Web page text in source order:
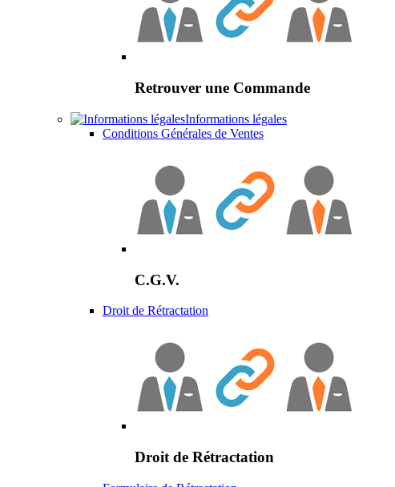
Retrouver une Commande
Informations légales
Conditions Générales de Ventes
C.G.V.
Droit de Rétractation
Droit de Rétractation